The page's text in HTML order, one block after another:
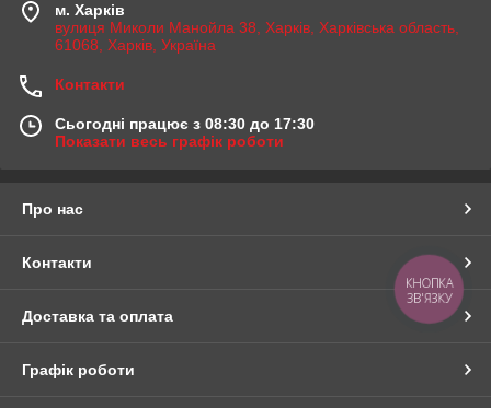
м. Харків
вулиця Миколи Манойла 38, Харків, Харківська область,
61068, Харків, Україна
Контакти
Сьогодні працює з 08:30 до 17:30
Показати весь графік роботи
Про нас
Контакти
Доставка та оплата
Графік роботи
КНОПКА
ЗВ'ЯЗКУ